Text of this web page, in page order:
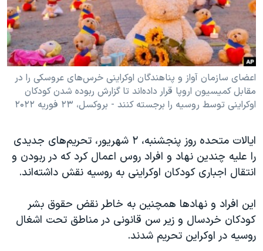
فرهنگ و زندگی
حقوق شهروندی
اقتصادی
علم و فناوری
اسرائیل در جنگ
آرشیو پخش زنده
مستندها
انتخابات ریاست جمهوری آمریکا ۲۰۲۴
حمله جمهوری اسلامی به اسرائیل
رمز مهسا
ورزش زنان در ایران
مجموعه مستندهای دادخواهی
تریبونال مردمی آبان ۹۸
دادگاه حمید نوری
چهل سال گروگان‌گیری
قانون شفافیت دارائی کادر رهبری ایران
اعتراضات مردمی آبان ۹۸
دنبال کنید
زبانهای مختلف
اعضای سازمان آواز و پناهندگان اوکراینی خرس‌های عروسکی را در
مقابل کمیسیون اروپا قرار داده‌اند تا گزارش ربوده شدن کودکان
اوکراینی توسط روسیه را برجسته کنند - بروکسل، ۲۳ فوریه ۲۰۲۲
ایالات متحده روز پنجشنبه، ۲ شهریور، تحریم‌های جدیدی
را علیه چندین نهاد و افراد روس اعمال کرد که در ربودن و
انتقال اجباری کودکان اوکراینی به روسیه نقش داشته‌اند.
این افراد و نهادها همچنین به خاطر نقض حقوق بشر
کودکان خردسال و زیر سن قانونی در مناطق تحت اشغال
روسیه در اوکراین تحریم شدند.